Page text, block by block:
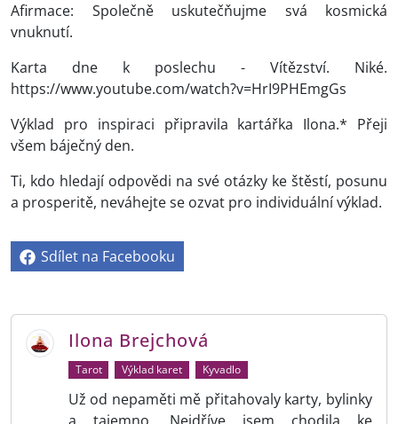
Afirmace: Společně uskutečňujme svá kosmická
vnuknutí.
Karta dne k poslechu - Vítězství. Niké.
https://www.youtube.com/watch?v=HrI9PHEmgGs
Výklad pro inspiraci připravila kartářka Ilona.* Přeji
všem báječný den.
Ti, kdo hledají odpovědi na své otázky ke štěstí, posunu
a prosperitě, neváhejte se ozvat pro individuální výklad.
Sdílet na Facebooku
Ilona Brejchová
Tarot Výklad karet Kyvadlo
Už od nepaměti mě přitahovaly karty, bylinky